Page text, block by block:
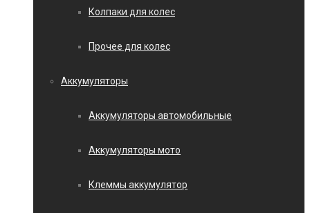
Колпаки для колес
Прочее для колес
Аккумуляторы
Аккумуляторы автомобильные
Аккумуляторы мото
Клеммы аккумулятор